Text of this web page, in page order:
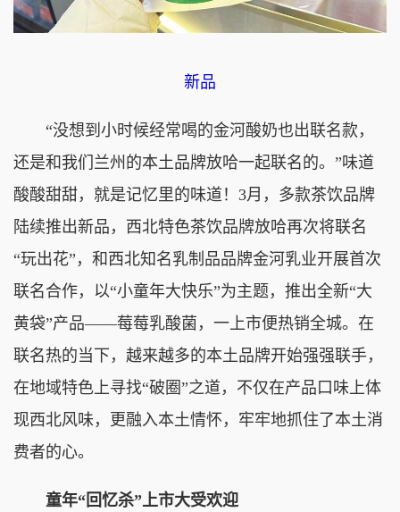
新品
“没想到小时候经常喝的金河酸奶也出联名款，
还是和我们兰州的本土品牌放哈一起联名的。”味道
酸酸甜甜，就是记忆里的味道！3月，多款茶饮品牌
陆续推出新品，西北特色茶饮品牌放哈再次将联名
“玩出花”，和西北知名乳制品品牌金河乳业开展首次
联名合作，以“小童年大快乐”为主题，推出全新“大
黄袋”产品——莓莓乳酸菌，一上市便热销全城。在
联名热的当下，越来越多的本土品牌开始强强联手，
在地域特色上寻找“破圈”之道，不仅在产品口味上体
现西北风味，更融入本土情怀，牢牢地抓住了本土消
费者的心。
童年“回忆杀”上市大受欢迎